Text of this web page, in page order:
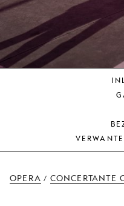
OPERA / CONCERTANTE